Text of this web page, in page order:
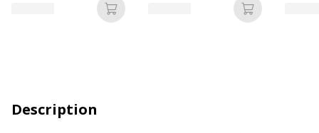
Ajouter au panier Ajouter au
Description